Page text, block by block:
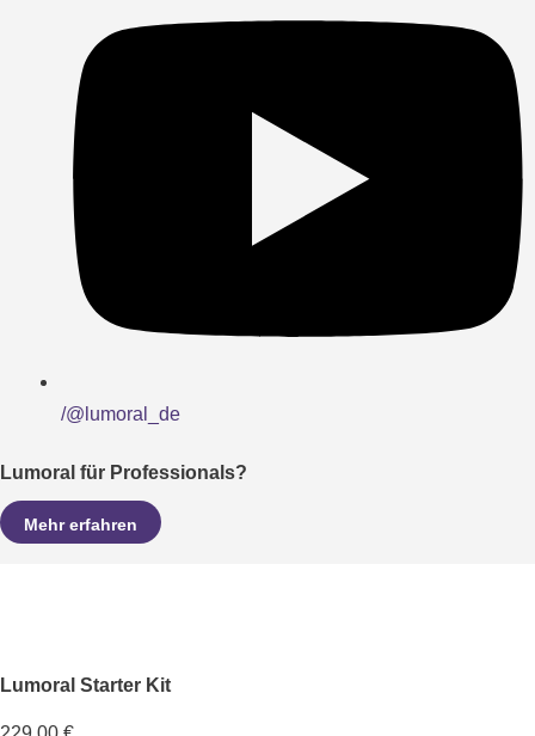
/@lumoral_de
Lumoral für Professionals?
Mehr erfahren
Lumoral Starter Kit